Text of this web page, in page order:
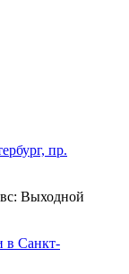
пр.
Выходной